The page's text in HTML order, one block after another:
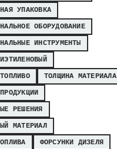
УПАКОВКА
ОБОРУДОВАНИЕ
ИНСТРУМЕНТЫ
ТОЛЩИНА МАТЕРИАЛА
РЕШЕНИЯ
МАТЕРИАЛ
ФОРСУНКИ ДИЗЕЛЯ